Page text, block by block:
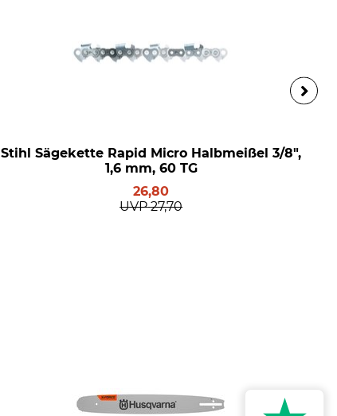
Stihl Sägekette Rapid Micro Halbmeißel 3/8",
1,6 mm, 60 TG
26,80
UVP 27,70